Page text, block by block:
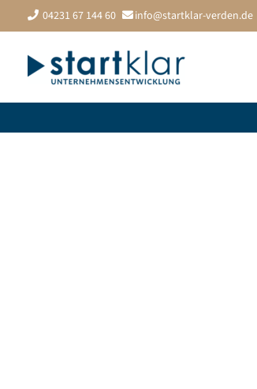
Inhalt
springen
04231 67 144 60 info@startklar-verden.de